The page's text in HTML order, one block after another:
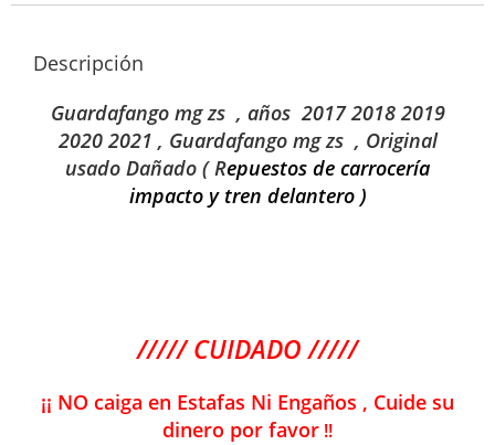
Descripción
Guardafango mg zs , años 2017 2018 2019
2020 2021 , Guardafango mg zs , Original
usado Dañado ( Repuestos de carrocería
impacto y tren delantero )
///// CUIDADO /////
¡¡ NO caiga en Estafas Ni Engaños , Cuide su
dinero por favor !!